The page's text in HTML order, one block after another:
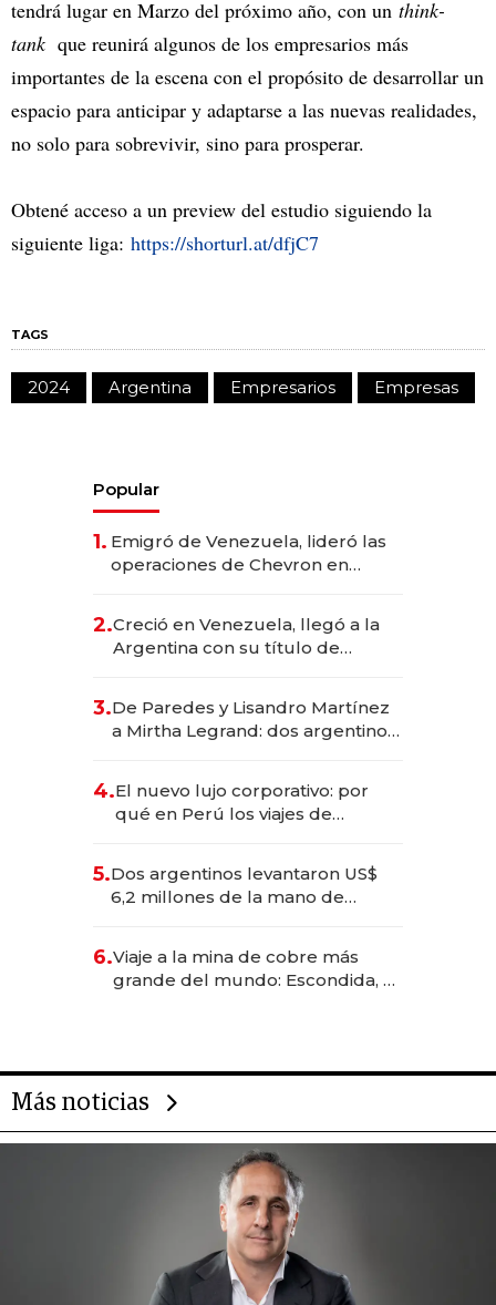
tendrá lugar en Marzo del próximo año, con un think-
tank que reunirá algunos de los empresarios más
importantes de la escena con el propósito de desarrollar un
espacio para anticipar y adaptarse a las nuevas realidades,
no solo para sobrevivir, sino para prosperar.
Obtené acceso a un preview del estudio siguiendo la
siguiente liga: https://shorturl.at/dfjC7
TAGS
2024 Argentina Empresarios Empresas
Popular
1. Emigró de Venezuela, lideró las
operaciones de Chevron en
2.Creció en Venezuela, llegó a la
Argentina con su título de
las marcas "fast premium"
3.De Paredes y Lisandro Martínez
a Mirtha Legrand: dos argentinos
4.El nuevo lujo corporativo: por
qué en Perú los viajes de
transformadoras
5.Dos argentinos levantaron US$
6,2 millones de la mano de
6.Viaje a la mina de cobre más
grande del mundo: Escondida, el
Más noticias